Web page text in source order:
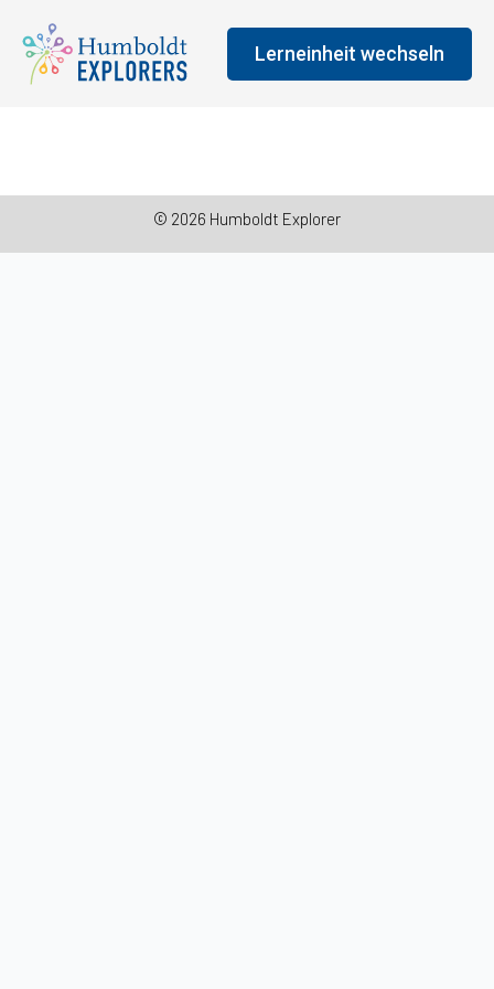
Lerneinheit wechseln
© 2026 Humboldt Explorer